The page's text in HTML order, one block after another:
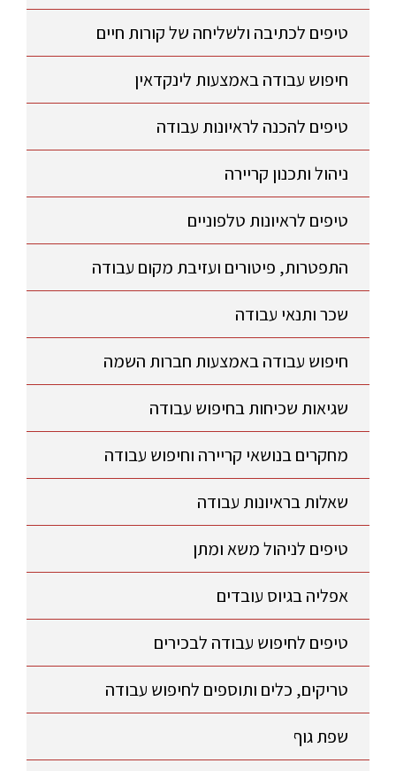
טיפים לכתיבה ולשליחה של קורות חיים
חיפוש עבודה באמצעות לינקדאין
טיפים להכנה לראיונות עבודה
ניהול ותכנון קריירה
טיפים לראיונות טלפוניים
התפטרות, פיטורים ועזיבת מקום עבודה
שכר ותנאי עבודה
חיפוש עבודה באמצעות חברות השמה
שגיאות שכיחות בחיפוש עבודה
מחקרים בנושאי קריירה וחיפוש עבודה
שאלות בראיונות עבודה
טיפים לניהול משא ומתן
אפליה בגיוס עובדים
טיפים לחיפוש עבודה לבכירים
טריקים, כלים ותוספים לחיפוש עבודה
שפת גוף